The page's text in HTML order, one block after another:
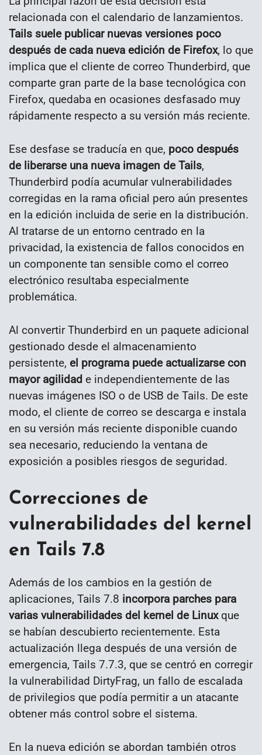
relacionada con el calendario de lanzamientos.
Tails suele publicar nuevas versiones poco
después de cada nueva edición de Firefox, lo que
implica que el cliente de correo Thunderbird, que
comparte gran parte de la base tecnológica con
Firefox, quedaba en ocasiones desfasado muy
rápidamente respecto a su versión más reciente.
Ese desfase se traducía en que, poco después
de liberarse una nueva imagen de Tails,
Thunderbird podía acumular vulnerabilidades
corregidas en la rama oficial pero aún presentes
en la edición incluida de serie en la distribución.
Al tratarse de un entorno centrado en la
privacidad, la existencia de fallos conocidos en
un componente tan sensible como el correo
electrónico resultaba especialmente
problemática.
Al convertir Thunderbird en un paquete adicional
gestionado desde el almacenamiento
persistente, el programa puede actualizarse con
mayor agilidad e independientemente de las
nuevas imágenes ISO o de USB de Tails. De este
modo, el cliente de correo se descarga e instala
en su versión más reciente disponible cuando
sea necesario, reduciendo la ventana de
exposición a posibles riesgos de seguridad.
Correcciones de
vulnerabilidades del kernel
en Tails 7.8
Además de los cambios en la gestión de
aplicaciones, Tails 7.8 incorpora parches para
varias vulnerabilidades del kernel de Linuxque
se habían descubierto recientemente. Esta
actualización llega después de una versión de
emergencia, Tails 7.7.3, que se centró en corregir
la vulnerabilidad DirtyFrag, un fallo de escalada
de privilegios que podía permitir a un atacante
obtener más control sobre el sistema.
En la nueva edición se abordan también otros